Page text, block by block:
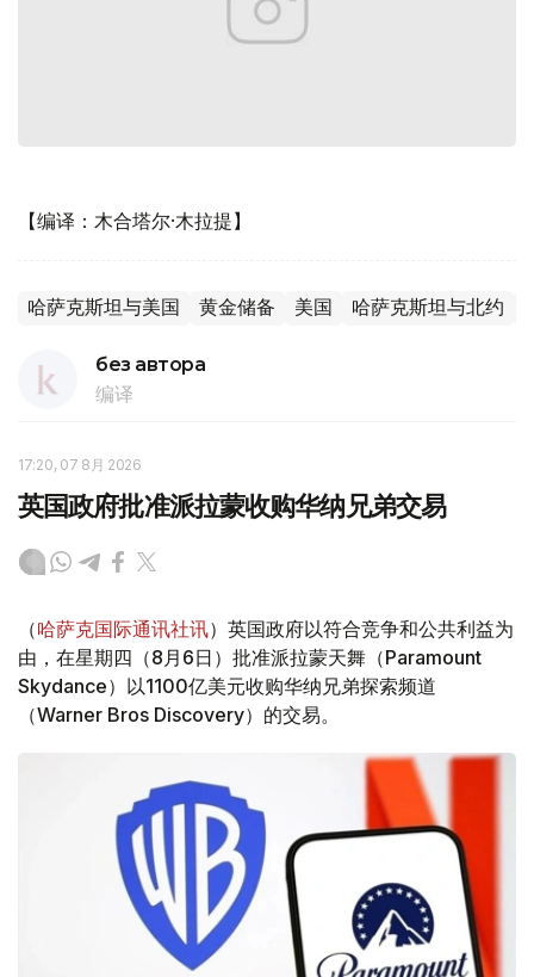
【编译：木合塔尔·木拉提】
哈萨克斯坦与美国 黄金储备 美国 哈萨克斯坦与北约
без автора
编译
17:20, 07 8月 2026
英国政府批准派拉蒙收购华纳兄弟交易
（哈萨克国际通讯社讯）英国政府以符合竞争和公共利益为
由，在星期四（8月6日）批准派拉蒙天舞（Paramount
Skydance）以1100亿美元收购华纳兄弟探索频道
（Warner Bros Discovery）的交易。